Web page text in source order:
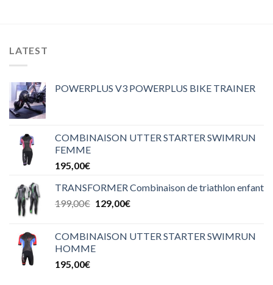
LATEST
POWERPLUS V3 POWERPLUS BIKE TRAINER
COMBINAISON UTTER STARTER SWIMRUN
FEMME
195,00€
TRANSFORMER Combinaison de triathlon enfant
199,00€ 129,00€
COMBINAISON UTTER STARTER SWIMRUN
HOMME
195,00€